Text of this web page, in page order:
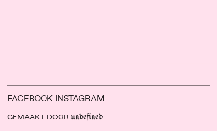
FACEBOOK INSTAGRAM
GEMAAKT DOOR undefined